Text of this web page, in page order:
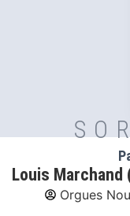
Louis Marchand
Orgues